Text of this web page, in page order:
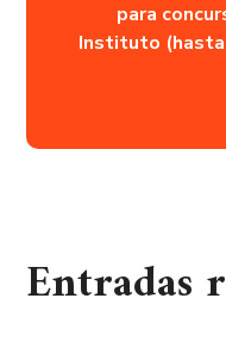
para
Instituto
Entradas